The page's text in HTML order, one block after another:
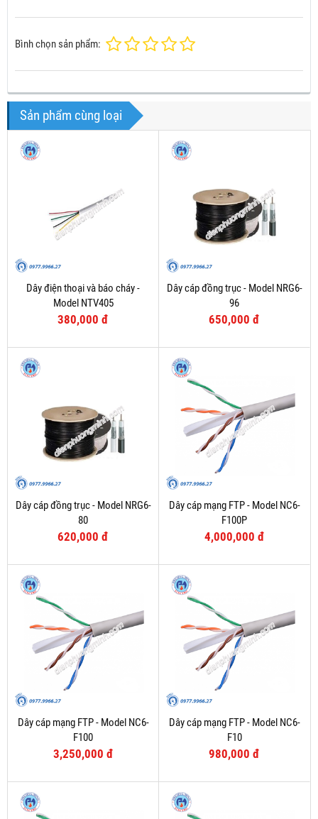
Bình chọn sản phẩm:
Sản phẩm cùng loại
Dây điện thoại và báo cháy -
Model NTV405
380,000 đ
Dây cáp đồng trục - Model NRG6-
96
650,000 đ
Dây cáp đồng trục - Model NRG6-
80
620,000 đ
Dây cáp mạng FTP - Model NC6-
F100P
4,000,000 đ
Dây cáp mạng FTP - Model NC6-
F100
3,250,000 đ
Dây cáp mạng FTP - Model NC6-
F10
980,000 đ